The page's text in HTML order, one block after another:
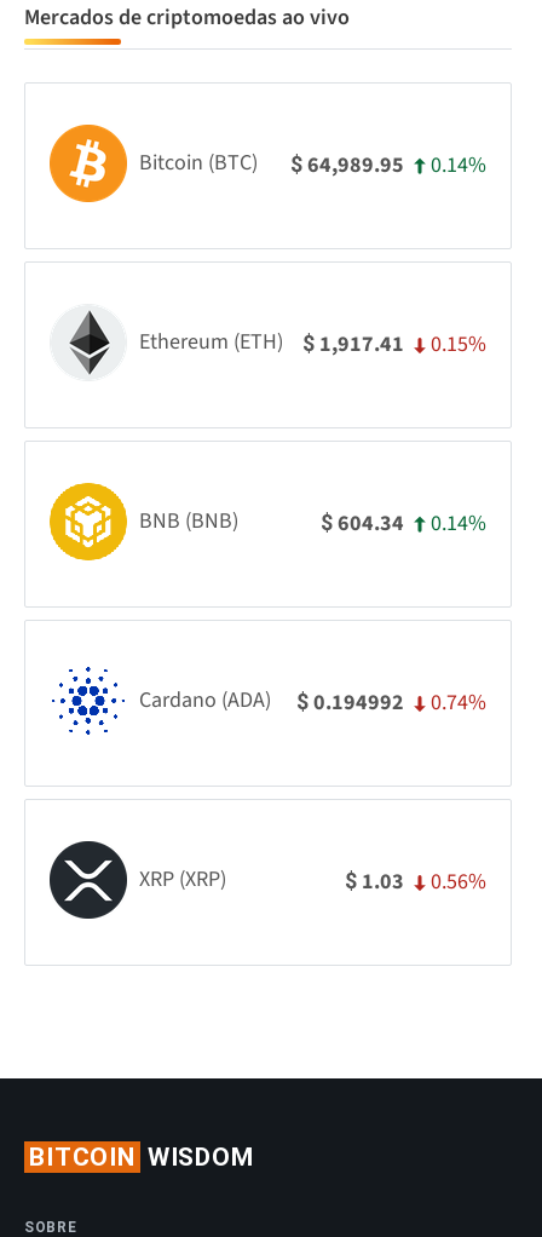
Mercados de criptomoedas ao vivo
Bitcoin (BTC) $64,989.95 0.14%
Ethereum (ETH) $ 1,917.41 0.15%
BNB (BNB) $604.34 0.14%
Cardano (ADA) $0.194992 0.74%
XRP (XRP) $ 1.03 0.56%
BITCOIN WISDOM
SOBRE